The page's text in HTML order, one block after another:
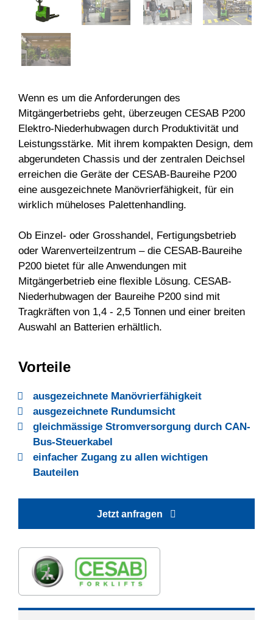
Wenn es um die Anforderungen des
Mitgängerbetriebs geht, überzeugen CESAB P200
Elektro-Niederhubwagen durch Produktivität und
Leistungsstärke. Mit ihrem kompakten Design, dem
abgerundeten Chassis und der zentralen Deichsel
erreichen die Geräte der CESAB-Baureihe P200
eine ausgezeichnete Manövrierfähigkeit, für ein
wirklich müheloses Palettenhandling.
Ob Einzel- oder Grosshandel, Fertigungsbetrieb
oder Warenverteilzentrum – die CESAB-Baureihe
P200 bietet für alle Anwendungen mit
Mitgängerbetrieb eine flexible Lösung. CESAB-
Niederhubwagen der Baureihe P200 sind mit
Tragkräften von 1,4 - 2,5 Tonnen und einer breiten
Auswahl an Batterien erhältlich.
Vorteile
ausgezeichnete Manövrierfähigkeit
ausgezeichnete Rundumsicht
gleichmässige Stromversorgung durch CAN-
Bus-Steuerkabel
einfacher Zugang zu allen wichtigen
Bauteilen
Jetzt anfragen